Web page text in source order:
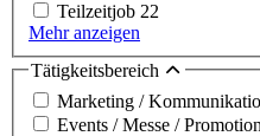
Teilzeitjob 22
Mehr anzeigen
Tätigkeitsbereich
Marketing /
Events / Messe /